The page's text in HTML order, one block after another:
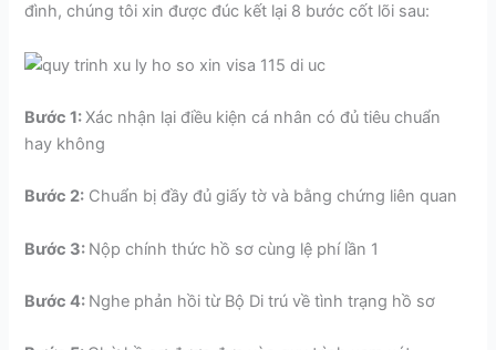
đình, chúng tôi xin được đúc kết lại 8 bước cốt lõi sau:
Bước 1:Xác nhận lại điều kiện cá nhân có đủ tiêu chuẩn
hay không
Bước 2: Chuẩn bị đầy đủ giấy tờ và bằng chứng liên quan
Bước 3: Nộp chính thức hồ sơ cùng lệ phí lần 1
Bước 4: Nghe phản hồi từ Bộ Di trú về tình trạng hồ sơ